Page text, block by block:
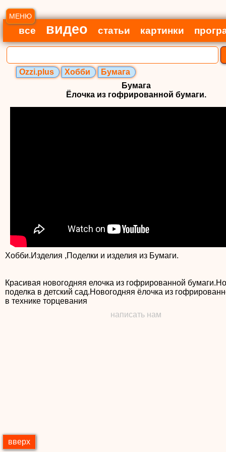
МЕНЮ
все видео статьи картинки
Ozzi.plus Хобби
Бумага
Бумага
Ёлочка из гофрированной бумаги.
Хобби.Изделия ,Поделки и изделия из Бумаги.
Красивая новогодняя елочка из гофрированной
поделка в детский сад.Новогодняя ёлочка из
в технике торцевания
написать нам
вверх